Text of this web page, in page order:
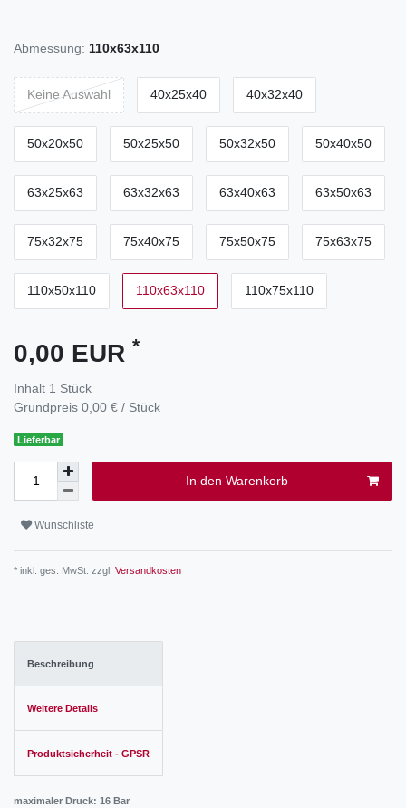
Abmessung: 110x63x110
Keine Auswahl 40x25x40 40x32x40
50x20x50 50x25x50 50x32x50 50x40x50
63x25x63 63x32x63 63x40x63 63x50x63
75x32x75 75x40x75 75x50x75 75x63x75
110x50x110 110x63x110 110x75x110
0,00 EUR *
Inhalt 1 Stück
Grundpreis 0,00 € / Stück
Lieferbar
In den Warenkorb
Wunschliste
* inkl. ges. MwSt. zzgl. Versandkosten
Beschreibung
Weitere Details
Produktsicherheit - GPSR
maximaler Druck: 16 Bar